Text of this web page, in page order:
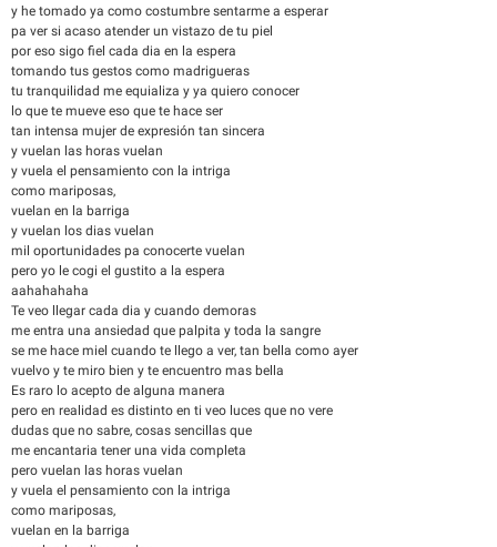
y he tomado ya como costumbre sentarme a esperar
pa ver si acaso atender un vistazo de tu piel
por eso sigo fiel cada dia en la espera
tomando tus gestos como madrigueras
tu tranquilidad me equializa y ya quiero conocer
lo que te mueve eso que te hace ser
tan intensa mujer de expresión tan sincera
y vuelan las horas vuelan
y vuela el pensamiento con la intriga
como mariposas,
vuelan en la barriga
y vuelan los dias vuelan
mil oportunidades pa conocerte vuelan
pero yo le cogi el gustito a la espera
aahahahaha
Te veo llegar cada dia y cuando demoras
me entra una ansiedad que palpita y toda la sangre
se me hace miel cuando te llego a ver, tan bella como ayer
vuelvo y te miro bien y te encuentro mas bella
Es raro lo acepto de alguna manera
pero en realidad es distinto en ti veo luces que no vere
dudas que no sabre, cosas sencillas que
me encantaria tener una vida completa
pero vuelan las horas vuelan
y vuela el pensamiento con la intriga
como mariposas,
vuelan en la barriga